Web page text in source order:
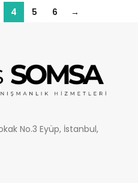
4 5 6 →
No.3 Eyüp, İstanbul,